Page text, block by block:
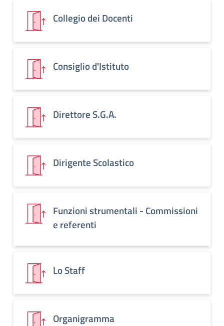
Collegio dei Docenti
Consiglio d'Istituto
Direttore S.G.A.
Dirigente Scolastico
Funzioni strumentali - Commissioni
e referenti
Lo Staff
Organigramma